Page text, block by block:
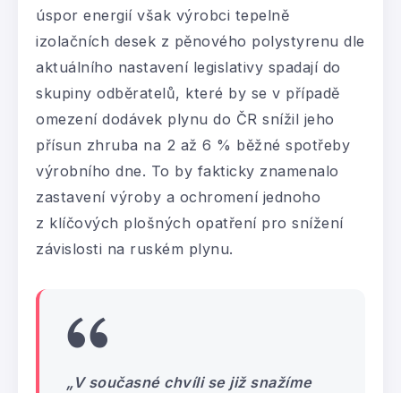
úspor energií však výrobci tepelně
izolačních desek z pěnového polystyrenu dle
aktuálního nastavení legislativy spadají do
skupiny odběratelů, které by se v případě
omezení dodávek plynu do ČR snížil jeho
přísun zhruba na 2 až 6 % běžné spotřeby
výrobního dne. To by fakticky znamenalo
zastavení výroby a ochromení jednoho
z klíčových plošných opatření pro snížení
závislosti na ruském plynu.
„V současné chvíli se již snažíme